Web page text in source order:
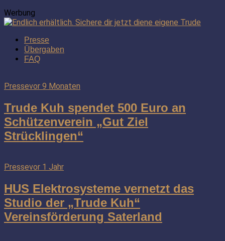
Werbung
Presse
Übergaben
FAQ
Pressevor 9 Monaten
Trude Kuh spendet 500 Euro an
Schützenverein „Gut Ziel
Strücklingen“
Pressevor 1 Jahr
HUS Elektrosysteme vernetzt das
Studio der „Trude Kuh“
Vereinsförderung Saterland